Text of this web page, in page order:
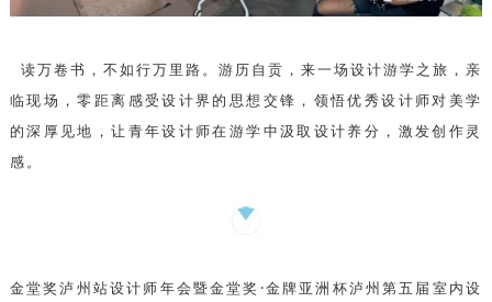
读万卷书，不如行万里路。 游历自贡，来一场设计游学之旅，亲
临现场，零距离感受设计界的思想 交锋，领悟优秀设计师对美学
的深厚见地，让青年设计师在游学中汲取设计养分，激发创作灵
感。
金堂奖泸州站设计师年会暨金堂奖·金牌亚洲杯泸州第五届室内设